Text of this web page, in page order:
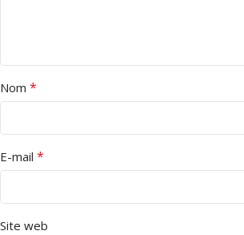
Nom *
E-mail *
Site web